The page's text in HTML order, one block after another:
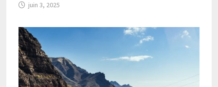
juin 3, 2025